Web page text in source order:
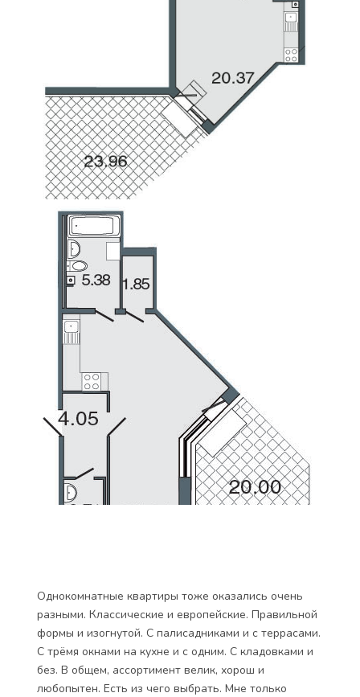
Однокомнатные квартиры тоже оказались очень
разными. Классические и европейские. Правильной
формы и изогнутой. С палисадниками и с террасами.
С трёмя окнами на кухне и с одним. С кладовками и
без. В общем, ассортимент велик, хорош и
любопытен. Есть из чего выбрать. Мне только